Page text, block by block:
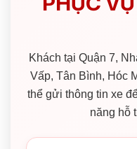
Khách tại Quận 7,
Vấp, Tân Bình, Hóc
thể gửi thông tin xe
năng hỗ